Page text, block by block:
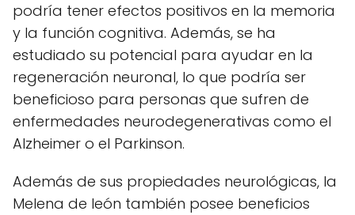
podría tener efectos positivos en la memoria
y la función cognitiva. Además, se ha
estudiado su potencial para ayudar en la
regeneración neuronal, lo que podría ser
beneficioso para personas que sufren de
enfermedades neurodegenerativas como el
Alzheimer o el Parkinson.
Además de sus propiedades neurológicas, la
Melena de león también posee beneficios